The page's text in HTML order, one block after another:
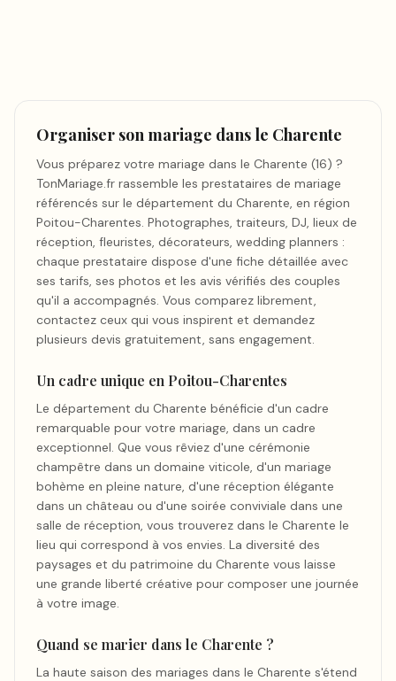
Organiser son mariage dans le Charente
Vous préparez votre mariage dans le Charente (16) ?
TonMariage.fr rassemble les prestataires de mariage
référencés sur le département du Charente, en région
Poitou-Charentes. Photographes, traiteurs, DJ, lieux de
réception, fleuristes, décorateurs, wedding planners :
chaque prestataire dispose d'une fiche détaillée avec
ses tarifs, ses photos et les avis vérifiés des couples
qu'il a accompagnés. Vous comparez librement,
contactez ceux qui vous inspirent et demandez
plusieurs devis gratuitement, sans engagement.
Un cadre unique en Poitou-Charentes
Le département du Charente bénéficie d'un cadre
remarquable pour votre mariage, dans un cadre
exceptionnel. Que vous rêviez d'une cérémonie
champêtre dans un domaine viticole, d'un mariage
bohème en pleine nature, d'une réception élégante
dans un château ou d'une soirée conviviale dans une
salle de réception, vous trouverez dans le Charente le
lieu qui correspond à vos envies. La diversité des
paysages et du patrimoine du Charente vous laisse
une grande liberté créative pour composer une journée
à votre image.
Quand se marier dans le Charente ?
La haute saison des mariages dans le Charente s'étend